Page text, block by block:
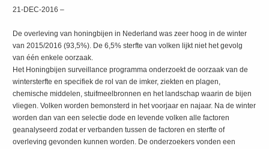
21-DEC-2016 –
De overleving van honingbijen in Nederland was zeer hoog in de winter
van 2015/2016 (93,5%). De 6,5% sterfte van volken lijkt niet het gevolg
van één enkele oorzaak.
Het Honingbijen surveillance programma onderzoekt de oorzaak van de
wintersterfte en specifiek de rol van de imker, ziekten en plagen,
chemische middelen, stuifmeelbronnen en het landschap waarin de bijen
vliegen. Volken worden bemonsterd in het voorjaar en najaar. Na de winter
worden dan van een selectie dode en levende volken alle factoren
geanalyseerd zodat er verbanden tussen de factoren en sterfte of
overleving gevonden kunnen worden. De onderzoekers vonden een